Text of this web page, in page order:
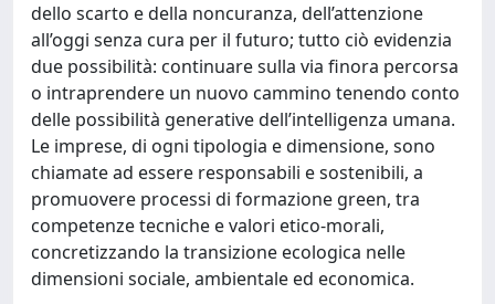
dello scarto e della noncuranza, dell’attenzione
all’oggi senza cura per il futuro; tutto ciò evidenzia
due possibilità: continuare sulla via finora percorsa
o intraprendere un nuovo cammino tenendo conto
delle possibilità generative dell’intelligenza umana.
Le imprese, di ogni tipologia e dimensione, sono
chiamate ad essere responsabili e sostenibili, a
promuovere processi di formazione green, tra
competenze tecniche e valori etico-morali,
concretizzando la transizione ecologica nelle
dimensioni sociale, ambientale ed economica.